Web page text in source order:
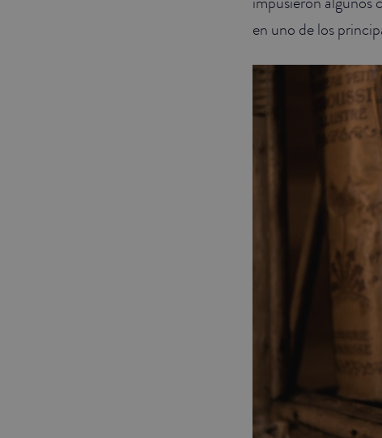
en uno de los